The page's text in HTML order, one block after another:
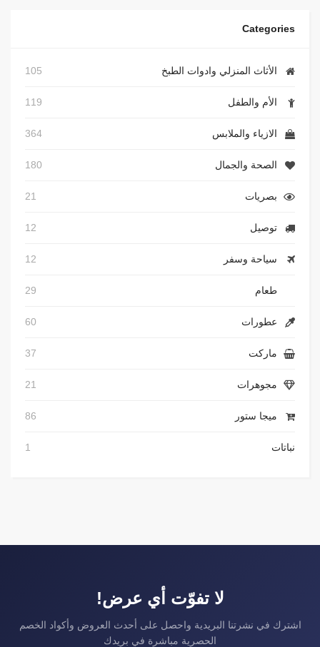
Categories
الأثاث المنزلي وادوات الطبخ 105
الأم والطفل 119
الازياء والملابس 364
الصحة والجمال 180
بصريات 21
توصيل 12
سياحة وسفر 12
طعام 29
عطورات 60
ماركت 37
مجوهرات 21
ميجا ستور 86
نباتات 1
لا تفوّت أي عرض!
اشترك في نشرتنا البريدية واحصل على أحدث العروض وأكواد الخصم
الحصرية مباشرة في بريدك